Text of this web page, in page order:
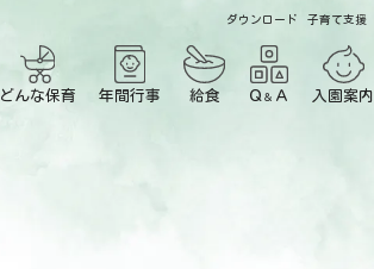
ダウンロード 子育て支援
どんな保育 年間行事 給食 Ｑ ＆ Ａ 入園案内